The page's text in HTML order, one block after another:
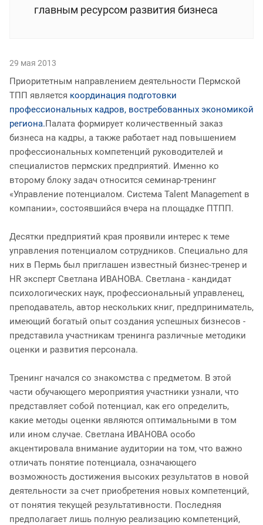
главным ресурсом развития бизнеса
29 мая 2013
Приоритетным направлением деятельности Пермской
ТПП является координация подготовки
профессиональных кадров, востребованных экономикой
региона.Палата формирует количественный заказ
бизнеса на кадры, а также работает над повышением
профессиональных компетенций руководителей и
специалистов пермских предприятий. Именно ко
второму блоку задач относится семинар-тренинг
«Управление потенциалом. Система Talent Management в
компании», состоявшийся вчера на площадке ПТПП.
Десятки предприятий края проявили интерес к теме
управления потенциалом сотрудников. Специально для
них в Пермь был приглашен известный бизнес-тренер и
HR эксперт Светлана ИВАНОВА. Светлана - кандидат
психологических наук, профессиональный управленец,
преподаватель, автор нескольких книг, предприниматель,
имеющий богатый опыт создания успешных бизнесов -
представила участникам тренинга различные методики
оценки и развития персонала.
Тренинг начался со знакомства с предметом. В этой
части обучающего мероприятия участники узнали, что
представляет собой потенциал, как его определить,
какие методы оценки являются оптимальными в том
или ином случае. Светлана ИВАНОВА особо
акцентировала внимание аудитории на том, что важно
отличать понятие потенциала, означающего
возможность достижения высоких результатов в новой
деятельности за счет приобретения новых компетенций,
от понятия текущей результативности. Последняя
предполагает лишь полную реализацию компетенций,